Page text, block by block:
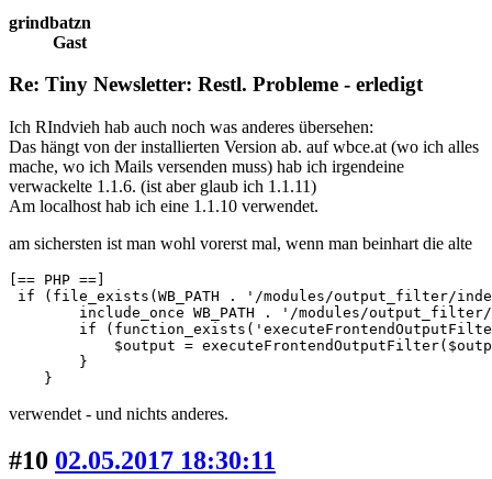
grindbatzn
Gast
Re: Tiny Newsletter: Restl. Probleme - erledigt
Ich RIndvieh hab auch noch was anderes übersehen:
Das hängt von der installierten Version ab. auf wbce.at (wo ich alles
mache, wo ich Mails versenden muss) hab ich irgendeine
verwackelte 1.1.6. (ist aber glaub ich 1.1.11)
Am localhost hab ich eine 1.1.10 verwendet.
am sichersten ist man wohl vorerst mal, wenn man beinhart die alte
[== PHP ==]
if (file_exists(WB_PATH . '/modules/output_filter/
include_once WB_PATH . '/modules/
if
$output =
        }
    }
verwendet - und nichts anderes.
#10 02.05.2017 18:30:11